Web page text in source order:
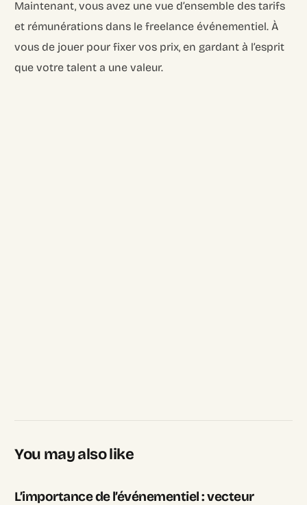
Maintenant, vous avez une vue d’ensemble des tarifs
et rémunérations dans le freelance événementiel. À
vous de jouer pour fixer vos prix, en gardant à l’esprit
que votre talent a une valeur.
You may also like
L’importance de l’événementiel : vecteur